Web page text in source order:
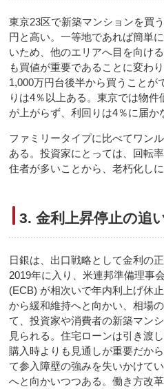
東京23区で新築マンションを買
円と高い。一等地であれば簡単
いため、他のエリアへ目を向け
も買値が重要であることに変わ
1,000万円台後半から買うことが
りは4％以上ある。東京では物
が上がらず、利回りは4％に届か
ファミリータイプに比べてワン
ある。投資家にとっては、回転
住者が多いことから、老朽化し
3. 金利上昇停止の追
日銀は、出口戦略として金利の
2019年に入り、米連邦準備理事
(ECB) が相次いで年内利上げ休
から緩和維持へと向かい、相場
て、投資家や消費者の新築マン
見られる。住宅ローンは引き渡
購入時よりも見通しが重要だか
て参入障壁の強みを失いかけて
へと向かいつつある。働き方改